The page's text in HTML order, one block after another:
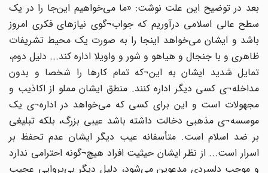
بعد در توضیح این علت نوشت: «ما می‌خواهیم این‌جا را در یک
سطح عالی اسلامی درآوریم که جواب¬گوی نیازهای فکری امروز
باشد و ایشان می‌خواهد اینجا را به صورت یک محیط تشریفات
ظاهری و با جنجال و هیاهو و شور و واویلا اداره کند... دلیل دوم،
تمایل شدید ایشان به این¬که تمام کارها را شخصا و بدون
مداخله¬ی کسی دیگر اداره کنند. منطق ایشان مملو از اکاذیب و
مجهولات است و این برای کسی که می‌خواهد در اداره¬ی یک
موسسه¬ی مذهبی دخالت داشته باشد عیبی بزرگ، بلکه تبلیغی
بر ضد اسلام است. متأسفانه عیب دیگر ایشان عدم تحفظ بر
اسرار است... از نظر ایشان حیثیت افراد هیچ¬گونه احترامی ندارد
و موجب دلسردی مدعوین می‌شود، دلیل دیگر بی‌پروایی عجیب